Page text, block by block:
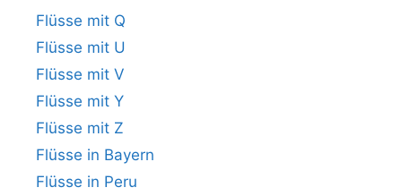
Flüsse mit Q
Flüsse mit U
Flüsse mit V
Flüsse mit Y
Flüsse mit Z
Flüsse in Bayern
Flüsse in Peru